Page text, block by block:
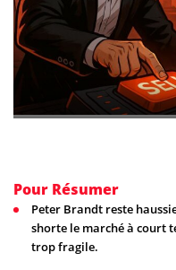
Pour Résumer
Peter Brandt reste
shorte le marché à court
trop fragile.